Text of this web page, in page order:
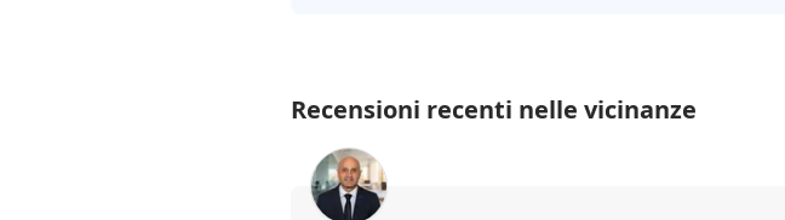
Recensioni recenti nelle vicinanze